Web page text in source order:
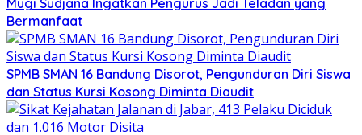
Bermanfaat
SPMB SMAN 16 Bandung Disorot, Pengunduran Diri Siswa
dan Status Kursi Kosong Diminta Diaudit